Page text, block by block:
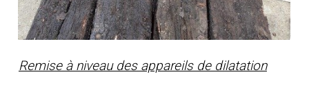
Remise à niveau des appareils de dilatation